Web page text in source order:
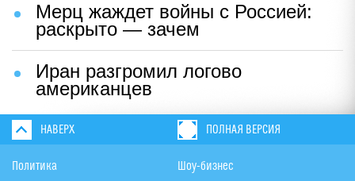
Мерц жаждет войны с Россией:
раскрыто — зачем
Иран разгромил логово
американцев
НАВЕРХ ПОЛНАЯ ВЕРСИЯ
Политика Шоу-бизнес